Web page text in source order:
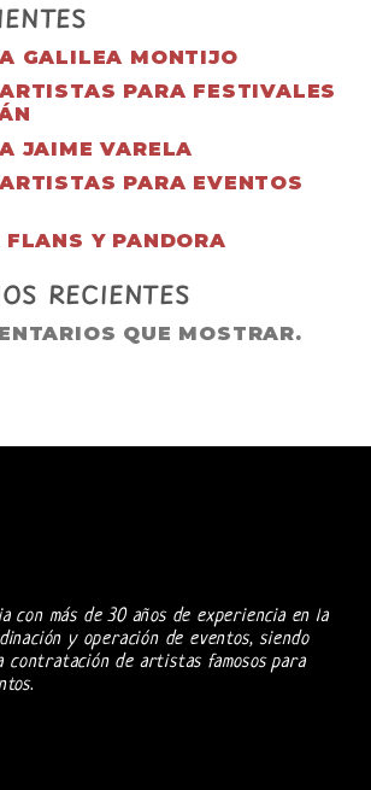
GALILEA MONTIJO
PARA FESTIVALES
JAIME VARELA
PARA EVENTOS
Y PANDORA
RECIENTES
QUE MOSTRAR.
con más de 30 años de experiencia en la
y operación de eventos, siendo
contratación de artistas famosos para